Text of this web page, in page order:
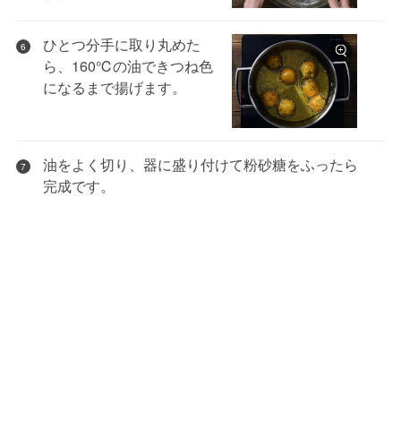
6
ひとつ分手に取り丸めた
ら、160℃の油できつね色
になるまで揚げます。
7
油をよく切り、器に盛り付けて粉砂糖をふったら
完成です。